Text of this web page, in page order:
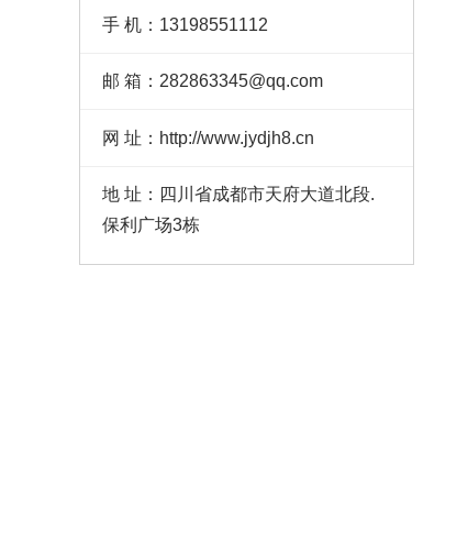
手 机：13198551112
邮 箱：282863345@qq.com
网 址：http://www.jydjh8.cn
地 址：四川省成都市天府大道北段.
保利广场3栋